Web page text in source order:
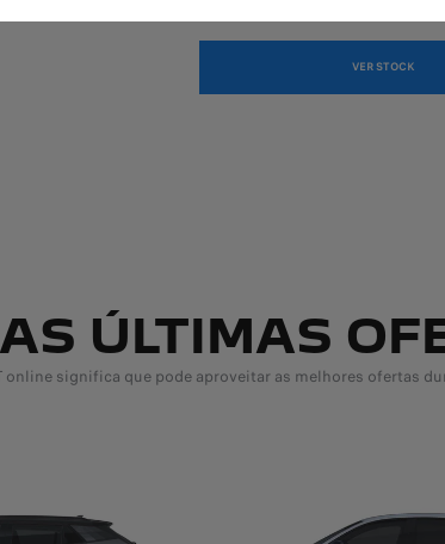
VER STOCK
ÚLTIMAS
online significa que pode aproveitar as melhores ofertas